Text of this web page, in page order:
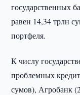
государственных
равен 14,34 трлн
портфеля.
К числу
проблемных
сумов), Агробанк